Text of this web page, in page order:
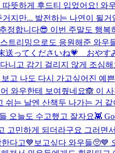
뜻하게 후드티 입었어요! 와
지만... 발전하는 나연이 될
정합니다😎 이번 주말도 행
트리밍으로도 응원해준 와우
送ってくださいね💗 おやす
니고 감기 걸리지 않게 조심
보고 나도 다시 가고싶어진
와우한테 보여줬네요🙈 이
쉬는 날엔 산책두 나가는 거
오늘도 수고했고 잘자요👾
고민하게 되더라구요 그러면
다고💙 보고싶다 와우들🥺💙